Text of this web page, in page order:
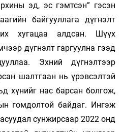
эд, эс гэмтсэн” гэсэн
байгууллага дүгнэлт
хугацаа алдсан. Шүүх
дүгнэлт гаргуулна гээд
Эхний дүгнэлтээр
шалтгаан нь үрэвсэлтэй
хүнийг нас барсан болгож,
гомдолтой байдаг. Ингэж
сунжирсаар 2022 онд